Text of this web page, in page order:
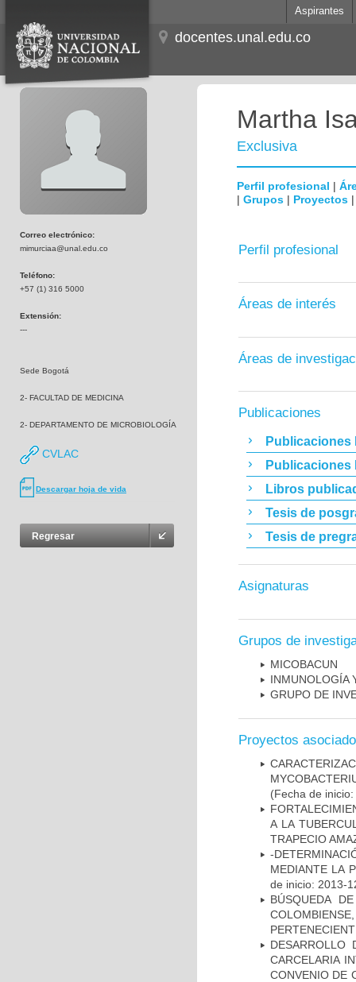
Aspirantes
docentes.unal.edu.co
Correo electrónico:
mimurciaa@unal.edu.co
Teléfono:
+57 (1) 316 5000
Extensión:
---
Sede Bogotá
2- FACULTAD DE MEDICINA
2- DEPARTAMENTO DE MICROBIOLOGÍA
CVLAC
Descargar hoja de vida
Regresar
Martha
Exclusiva
Perfil profesional |
| Grupos | Proyectos
Perfil profesional
Áreas de interés
Áreas de
Publicaciones
Publicaciones
Publicaciones
Libros
Tesis de
Tesis de
Asignaturas
Grupos de
MICOBAC­UN
INMUNOLOGÍA
GRUPO DE
Proyectos
(Fecha de
A LA
TRAPECIO
-
MEDIANTE LA
de inicio: 2013-
BÚSQUEDA
CARCELARIA
CONVENIO DE